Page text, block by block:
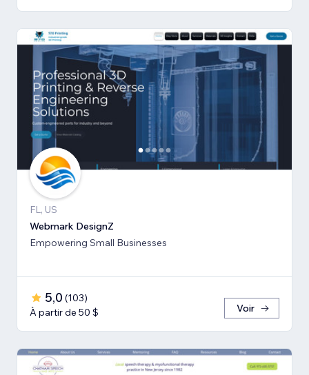
FL, US
Webmark DesignZ
Empowering Small Businesses
5,0 (103)
À partir de 50 $
Voir